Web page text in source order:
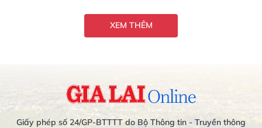
XEM THÊM
Giấy phép số 24/GP-BTTTT do Bộ Thông tin - Truyền thông